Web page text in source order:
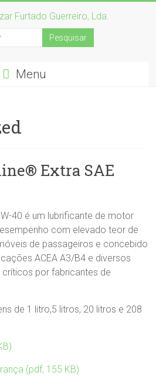
Menu
Extra SAE
40 é um lubrificante de motor
com elevado teor de
de passageiros e concebido
ACEA A3/B4 e diversos
por fabricantes de
de 1 litro,5 litros, 20 litros e 208
(pdf, 155 KB)